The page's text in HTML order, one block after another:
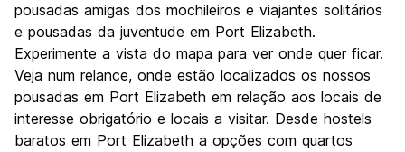
pousadas amigas dos mochileiros e viajantes solitários
e pousadas da juventude em Port Elizabeth.
Experimente a vista do mapa para ver onde quer ficar.
Veja num relance, onde estão localizados os nossos
pousadas em Port Elizabeth em relação aos locais de
interesse obrigatório e locais a visitar. Desde hostels
baratos em Port Elizabeth a opções com quartos